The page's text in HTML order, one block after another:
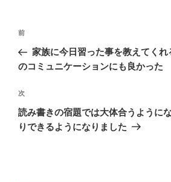
投
ナ
ゲ
ー
シ
過
去
の
稿
前
家族に今日習った事を教えてく
のコミュニケーションにも良かった
次
の
投
次
読み書きの宿題では大体合うように
りできるようになりました